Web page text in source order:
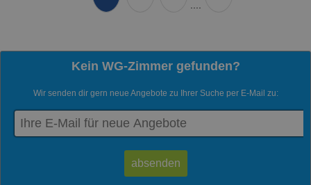
Kein WG-Zimmer gefunden?
Wir senden dir gern neue Angebote zu Ihrer Suche per E-Mail zu: